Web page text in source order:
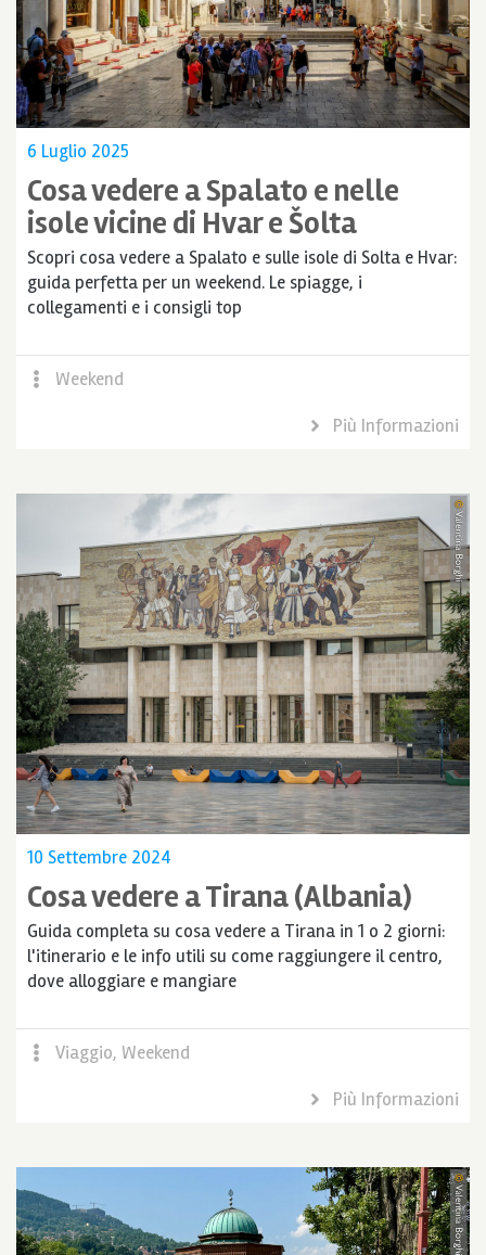
6 Luglio 2025
Cosa vedere a Spalato e nelle
isole vicine di Hvar e Šolta
Scopri cosa vedere a Spalato e sulle isole di Solta e Hvar:
guida perfetta per un weekend. Le spiagge, i
collegamenti e i consigli top
Weekend
Più Informazioni
10 Settembre 2024
Cosa vedere a Tirana (Albania)
Guida completa su cosa vedere a Tirana in 1 o 2 giorni:
l'itinerario e le info utili su come raggiungere il centro,
dove alloggiare e mangiare
Viaggio, Weekend
Più Informazioni